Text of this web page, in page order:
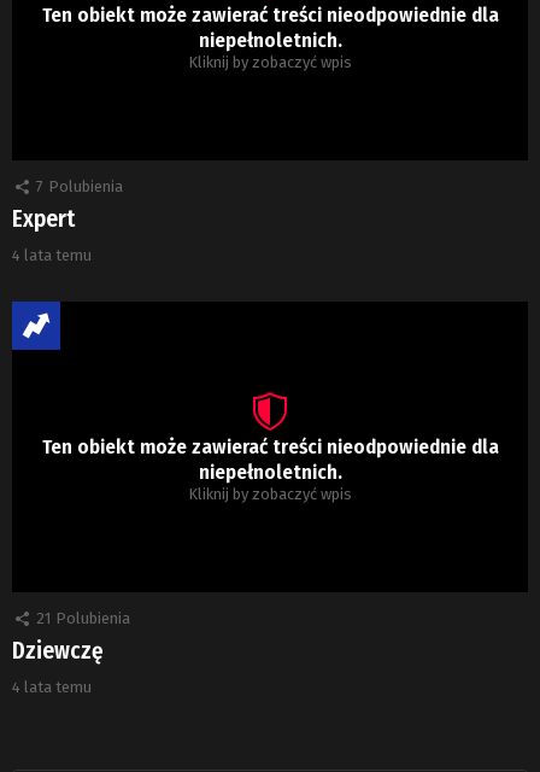
Ten obiekt może zawierać treści nieodpowiednie dla
niepełnoletnich.
Kliknij by zobaczyć wpis
7 Polubienia
Expert
4 lata temu
Ten obiekt może zawierać treści nieodpowiednie dla
niepełnoletnich.
Kliknij by zobaczyć wpis
21 Polubienia
Dziewczę
4 lata temu